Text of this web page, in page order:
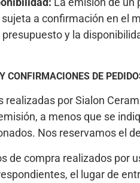
a confirmación en el
y la
CONFIRMACIONES DE
realizadas por Sialon
a menos que se
Nos reservamos el
de compra realizados por
el lugar de